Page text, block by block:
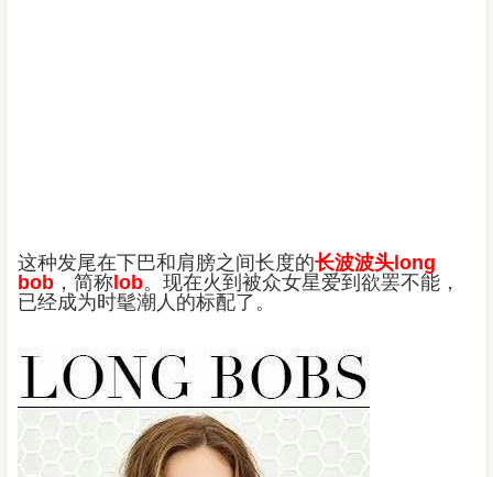
这种发尾在下巴和肩膀之间长度的长波波头long
bob ，简称 lob。现在火到被众女星爱到欲罢不能，
已经成为时髦潮人的标配了。